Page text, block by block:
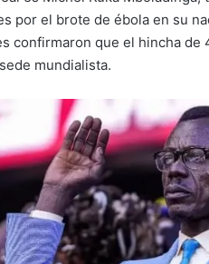
por el brote de ébola en su
confirmaron que el hincha de
mundialista.